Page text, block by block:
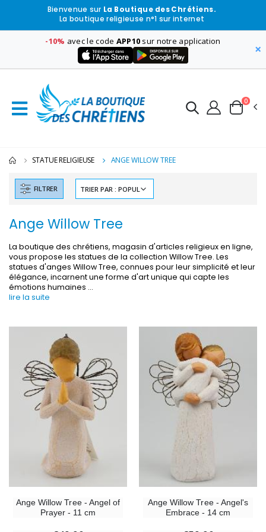
Bienvenue sur La Boutique des Chrétiens.
La boutique religieuse n°1 sur internet
-10% avec le code APP10 sur notre application
×
0
STATUE RELIGIEUSE ANGE WILLOW TREE
FILTRER
Ange Willow Tree
La boutique des chrétiens, magasin d'articles religieux en ligne,
vous propose les statues de la collection Willow Tree. Les
statues d'anges Willow Tree, connues pour leur simplicité et leur
élégance, incarnent une forme d'art unique qui capte les
émotions humaines ...
lire la suite
Ange Willow Tree - Angel of
Prayer - 11 cm
Ange Willow Tree - Angel's
Embrace - 14 cm
€6.00
€15.00 €13.50
-30%
€10.00 €7.00
-20%